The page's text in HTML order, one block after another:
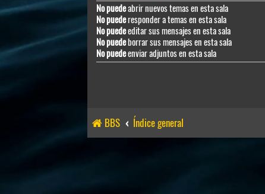
No puedeabrir nuevos temas en esta sala
No puederesponder a temas en esta sala
No puedeeditar sus mensajes en esta sala
No puedeborrar sus mensajes en esta sala
No puedeenviar adjuntos en esta sala
BBS Índice general